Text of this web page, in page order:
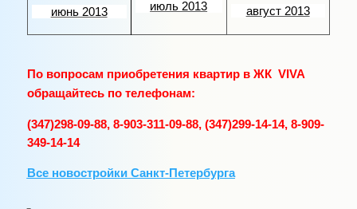
июнь 2013 июль 2013 август 2013
По вопросам приобретения квартир в ЖК VIVA
обращайтесь по телефонам:
(347)298-09-88, 8-903-311-09-88, (347)299-14-14, 8-909-
349-14-14
Все новостройки Санкт-Петербурга